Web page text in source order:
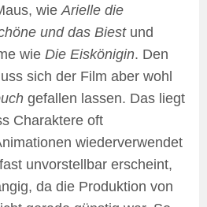
wieArielle die
und das Biestund
wie Die Eiskönigin. Den
sich der Film aber wohl
gefallen lassen. Das liegt
Charaktere oft
wiederverwendet
unvorstellbar erscheint,
da die Produktion von